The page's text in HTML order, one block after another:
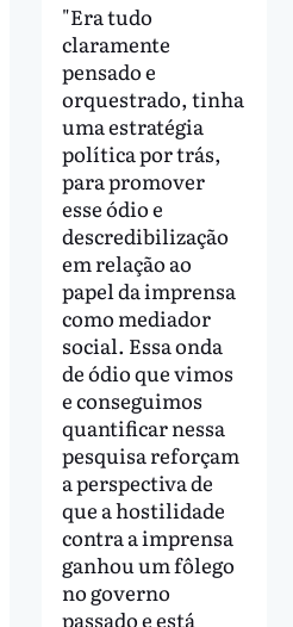
"Era tudo
claramente
pensado e
orquestrado, tinha
uma estratégia
política por trás,
para promover
esse ódio e
descredibilização
em relação ao
papel da imprensa
como mediador
social. Essa onda
de ódio que vimos
e conseguimos
quantificar nessa
pesquisa reforçam
a perspectiva de
que a hostilidade
contra a imprensa
ganhou um fôlego
no governo
passado e está